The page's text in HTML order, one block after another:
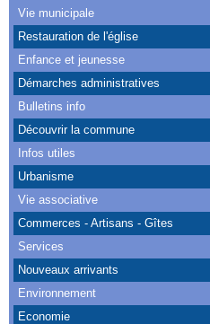
Actualités
Facebook
CAPSO
Urbanisme
Transports
Agenda
Albums
Nous Contacter
Vie municipale
Restauration de l'église
Enfance et jeunesse
Démarches administratives
Bulletins info
Découvrir la commune
Infos utiles
Urbanisme
Vie associative
Commerces - Artisans - Gîtes
Services
Nouveaux arrivants
Environnement
Economie